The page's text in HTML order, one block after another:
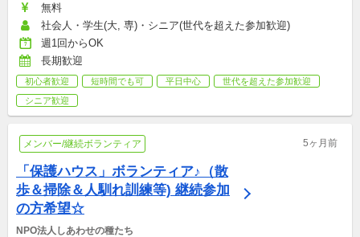
無料
社会人・学生(大, 専)・シニア(世代を超えた参加歓迎)
週1回からOK
長期歓迎
初心者歓迎 短時間でも可 平日中心
世代を超えた参加歓迎
シニア歓迎
メンバー/継続ボランティア 5ヶ月前
「保護ハウス」ボランティア♪（散
歩＆掃除＆人馴れ訓練等) 継続参加
の方希望☆
NPO法人しあわせの種たち